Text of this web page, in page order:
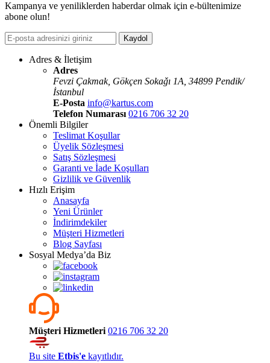
Kampanya ve yeniliklerden haberdar olmak için e-bültenimize
abone olun!
Kaydol
Adres & İletişim
Adres
Fevzi Çakmak, Gökçen Sokaǧı 1A, 34899 Pendik/
İstanbul
E-Posta info@kartus.com
Telefon Numarası 0216 706 32 20
Önemli Bilgiler
Teslimat Koşullar
Üyelik Sözleşmesi
Satış Sözleşmesi
Garanti ve İade Koşulları
Gizlilik ve Güvenlik
Hızlı Erişim
Anasayfa
Yeni Ürünler
İndirimdekiler
Müşteri Hizmetleri
Blog Sayfası
Sosyal Medya’da Biz
Müşteri Hizmetleri 0216 706 32 20
Bu site Etbis'e kayıtlıdır.